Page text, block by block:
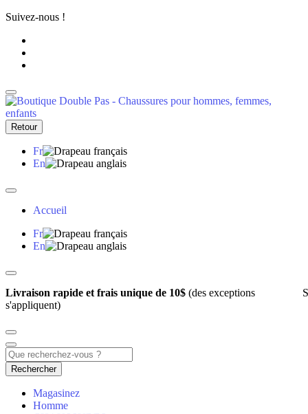
Suivez-nous !
Retour
Fr
En
Accueil
Fr
En
Livraison rapide et frais unique de 10$ (des exceptions
s'appliquent)
Rechercher
Magasinez
Homme